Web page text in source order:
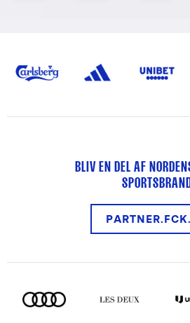
BLIV EN DEL AF